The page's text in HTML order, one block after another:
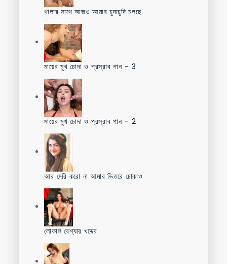
খালার সাথে আজও আমার চুদাচুদি চলছে
মায়ের মুখ চোদা ও প্রস্রাব পান – 3
মায়ের মুখ চোদা ও প্রস্রাব পান – 2
আর দেরি করো না আমার ভিতরে ঢোকাও
লোকাল বেশ্যার খদ্দের